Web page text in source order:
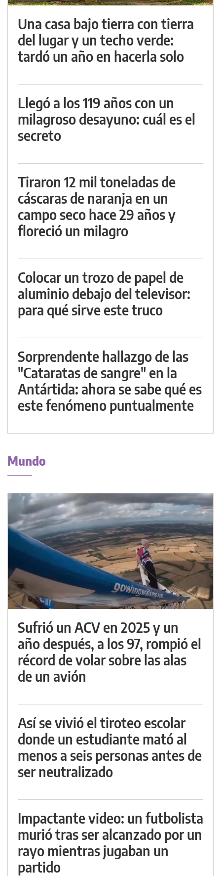
Una casa bajo tierra con tierra
del lugar y un techo verde:
tardó un año en hacerla solo
Llegó a los 119 años con un
milagroso desayuno: cuál es el
secreto
Tiraron 12 mil toneladas de
cáscaras de naranja en un
campo seco hace 29 años y
floreció un milagro
Colocar un trozo de papel de
aluminio debajo del televisor:
para qué sirve este truco
Sorprendente hallazgo de las
"Cataratas de sangre" en la
Antártida: ahora se sabe qué es
este fenómeno puntualmente
Mundo
Sufrió un ACV en 2025 y un
año después, a los 97, rompió el
récord de volar sobre las alas
de un avión
Así se vivió el tiroteo escolar
donde un estudiante mató al
menos a seis personas antes de
ser neutralizado
Impactante video: un futbolista
murió tras ser alcanzado por un
rayo mientras jugaban un
partido